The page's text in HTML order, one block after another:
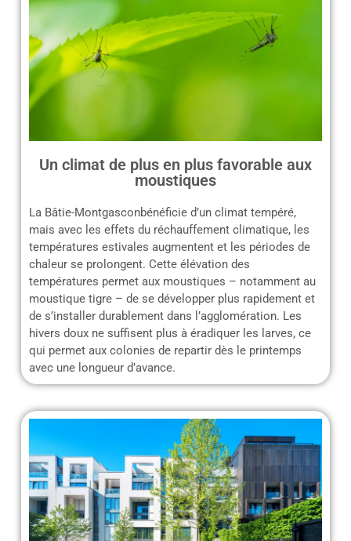
Un climat de plus en plus favorable aux
moustiques
La Bâtie-Montgasconbénéficie d’un climat tempéré,
mais avec les effets du réchauffement climatique, les
températures estivales augmentent et les périodes de
chaleur se prolongent. Cette élévation des
températures permet aux moustiques – notamment au
moustique tigre – de se développer plus rapidement et
de s’installer durablement dans l’agglomération. Les
hivers doux ne suffisent plus à éradiquer les larves, ce
qui permet aux colonies de repartir dès le printemps
avec une longueur d’avance.